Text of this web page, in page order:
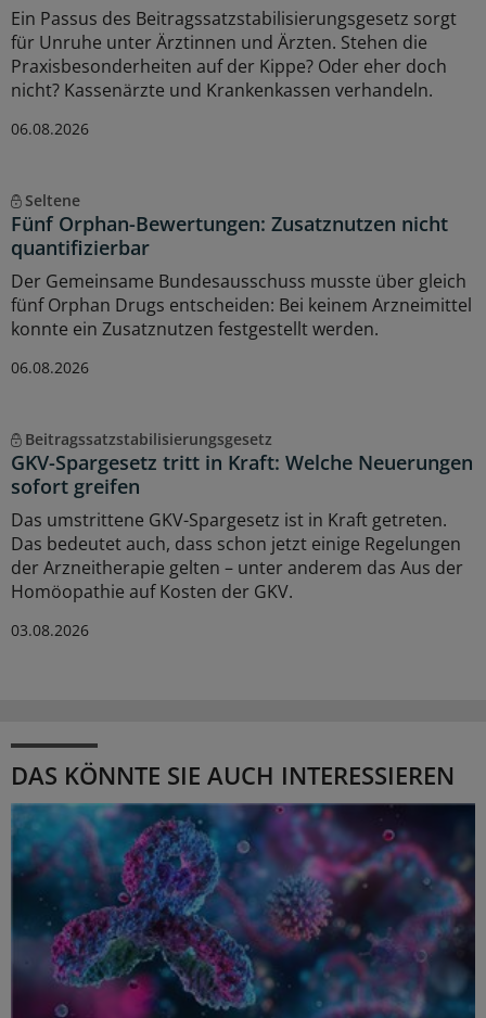
Ein Passus des Beitragssatzstabilisierungsgesetz sorgt
für Unruhe unter Ärztinnen und Ärzten. Stehen die
Praxisbesonderheiten auf der Kippe? Oder eher doch
nicht? Kassenärzte und Krankenkassen verhandeln.
06.08.2026
Seltene
Fünf Orphan-Bewertungen: Zusatznutzen nicht
quantifizierbar
Der Gemeinsame Bundesausschuss musste über gleich
fünf Orphan Drugs entscheiden: Bei keinem Arzneimittel
konnte ein Zusatznutzen festgestellt werden.
06.08.2026
Beitragssatzstabilisierungsgesetz
GKV-Spargesetz tritt in Kraft: Welche Neuerungen
sofort greifen
Das umstrittene GKV-Spargesetz ist in Kraft getreten.
Das bedeutet auch, dass schon jetzt einige Regelungen
der Arzneitherapie gelten – unter anderem das Aus der
Homöopathie auf Kosten der GKV.
03.08.2026
DAS KÖNNTE SIE AUCH INTERESSIEREN